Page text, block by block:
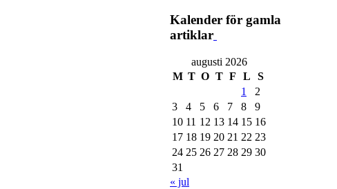
Kalender för gamla
artiklar
augusti 2026
M T O T F L
S
1
2
3
4 5 6 7 8
9
10 11 12 13 14 15 16
17 18 19 20 21 22 23
24 25 26 27 28 29 30
31
« jul